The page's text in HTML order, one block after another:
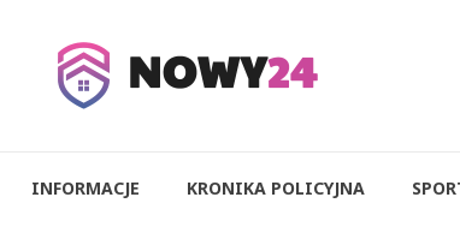
INFORMACJE KRONIKA POLICYJNA